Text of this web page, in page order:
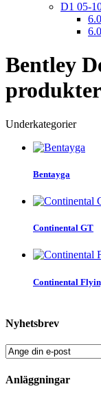
D1 05-
Bentley
Underkategorier
Bentayga
Continental GT
Continental
Nyhetsbrev
Anläggningar